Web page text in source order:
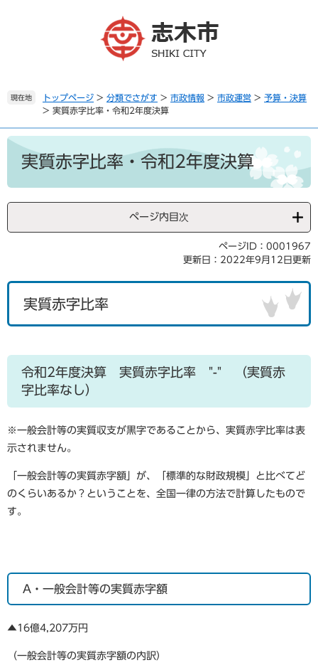
。
て
本
現在地 トップページ > 分類でさがす > 市政情報 > 市政運営 > 予算・決算
> 実質赤字比率・令和2年度決算
本
実質赤字比率・令和2年度決算
ページ内目次
ページID：0001967
更新日：2022年9月12日更新
実質赤字比率
令和2年度決算 実質赤字比率 "-" （実質赤
字比率なし）
※一般会計等の実質収支が黒字であることから、実質赤字比率は表
示されません。
「一般会計等の実質赤字額」が、「標準的な財政規模」と比べてど
のくらいあるか？ということを、全国一律の方法で計算したもので
す。
A・一般会計等の実質赤字額
​▲16億4,207万円
（一般会計等の実質赤字額の内訳）